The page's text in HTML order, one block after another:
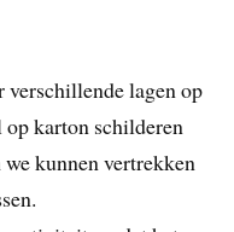
verschillende lagen op
karton schilderen
kunnen vertrekken